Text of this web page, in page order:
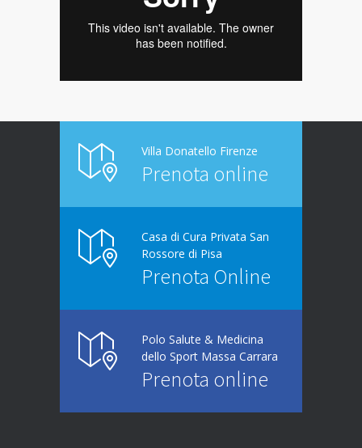
Villa Donatello Firenze
Prenota online
Casa di Cura Privata San
Rossore di Pisa
Prenota Online
Polo Salute & Medicina
dello Sport Massa Carrara
Prenota online